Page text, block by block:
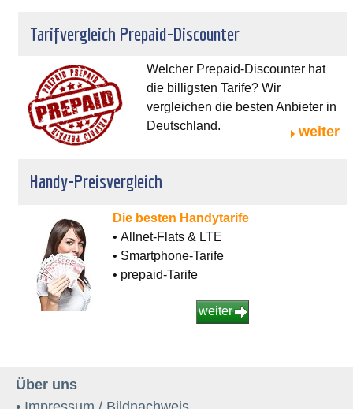
Tarifvergleich Prepaid-Discounter
Welcher Prepaid-Discounter hat
die billigsten Tarife? Wir
vergleichen die besten Anbieter in
Deutschland.
weiter
Handy-Preisvergleich
Die besten Handytarife
• Allnet-Flats & LTE
• Smartphone-Tarife
• prepaid-Tarife
weiter
Über uns